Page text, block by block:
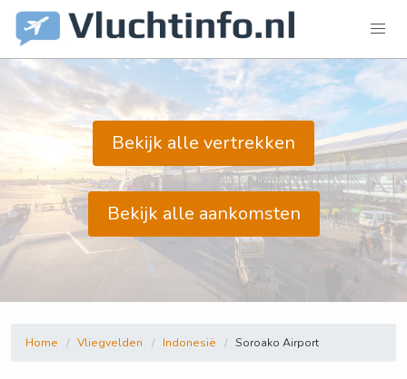
Bekijk alle vertrekken
Bekijk alle aankomsten
Home Vliegvelden Indonesië Soroako Airport